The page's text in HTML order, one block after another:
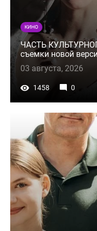
КИНО
ЧАСТЬ
съемки новой
03 августа, 2026
1458 0